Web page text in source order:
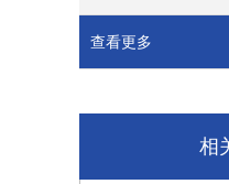
查看更多
相